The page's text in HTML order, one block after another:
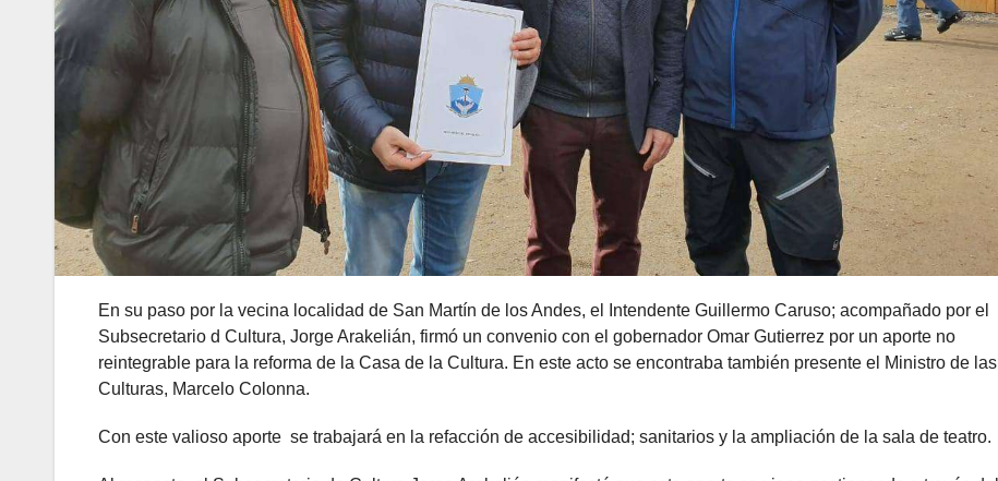
En su paso por la vecina localidad de San Martín de los Andes, el Intendente Guillermo Caruso; acompañado por el
Subsecretario d Cultura, Jorge Arakelián, firmó un convenio con el gobernador Omar Gutierrez por un aporte no
reintegrable para la reforma de la Casa de la Cultura. En este acto se encontraba también presente el Ministro de las
Culturas, Marcelo Colonna.
Con este valioso aporte se trabajará en la refacción de accesibilidad; sanitarios y la ampliación de la sala de teatro.